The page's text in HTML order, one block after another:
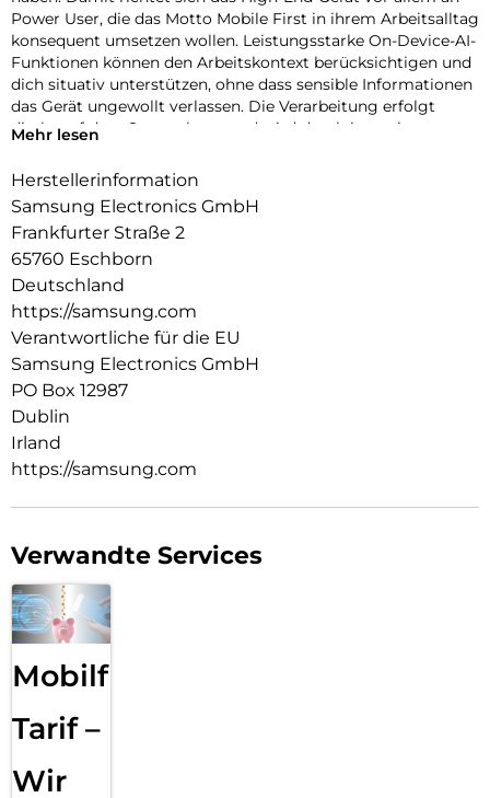
Power User, die das Motto Mobile First in ihrem Arbeitsalltag
konsequent umsetzen wollen. Leistungsstarke On-Device-AI-
Funktionen können den Arbeitskontext berücksichtigen und
dich situativ unterstützen, ohne dass sensible Informationen
das Gerät ungewollt verlassen. Die Verarbeitung erfolgt
direkt auf dem Smartphone und wird durch integrierte
Kontrolle über deine geschäftlichen Daten behältst.
Das klare, helle Display bietet dir auch bei wechselnden
Lichtverhältnissen eine hervorragende Übersicht und wird
durch die S-Pen-Unterstützung zur präzisen Arbeitsfläche.
Notizen, Skizzen und Korrekturen lassen sich so auch
unterwegs effizient umsetzen. Das Privacy Display kann
deine Inhalte zudem vor neugierigen Blicken schützen und
dir auch in öffentlichen Umgebungen einen diskreten Zugriff
auf vertrauliche Informationen ermöglichen.
Das hochentwickelte Kamerasystem eignet sich nicht nur
für Dokumentationen und Scans, sondern auch für
hochwertige Foto- und Videoaufnahmen – ideal für Content
Creation und visuelle Kommunikation auf professionellem
Geräteverwaltung, regelmäßigen Updates und planbarer
Sicherheit über mehrere Jahre. Damit lässt sich das Galaxy
S26 Ultra Enterprise Edition flexibel in unterschiedliche
Einsatzszenarien integrieren – vom individuellen Arbeitsplatz
bis hin zur professionell gemanagten Geräteflotte.
Mehr lesen
Herstellerinformation
Samsung Electronics GmbH
Frankfurter Straße 2
65760 Eschborn
Deutschland
https://samsung.com
Verantwortliche für die EU
Samsung Electronics GmbH
PO Box 12987
Dublin
Irland
https://samsung.com
Verwandte Services
Mobilfunk
Tarif –
Wir